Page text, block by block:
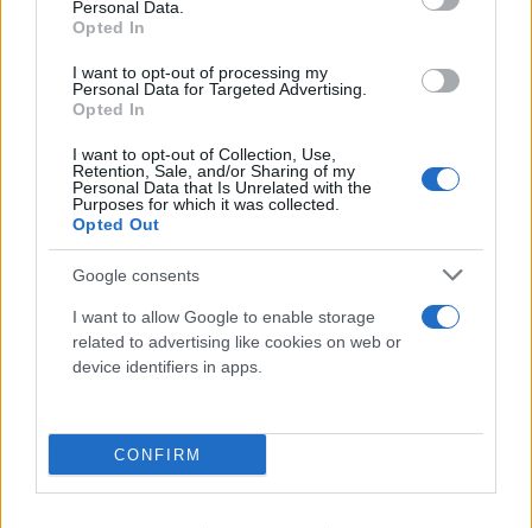
Personal Data.
Opted In
I want to opt-out of processing my
Personal Data for Targeted Advertising.
Opted In
I want to opt-out of Collection, Use,
Retention, Sale, and/or Sharing of my
Personal Data that Is Unrelated with the
Purposes for which it was collected.
Opted Out
Google consents
I want to allow Google to enable storage
related to advertising like cookies on web or
device identifiers in apps.
CONFIRM
Νέα Υόρκη: Στα δικαστήρια ο φόρος «pied-
à-terre» του Μαμντάνι - Πλούσιοι ζητούν
πάγωμα της εφαρμογής
09.08.2026